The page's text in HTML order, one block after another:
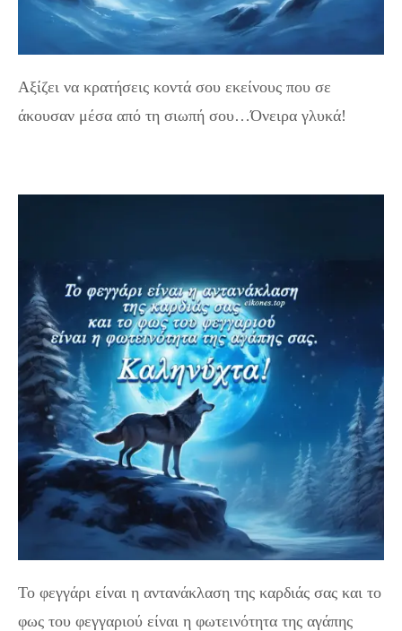
Αξίζει να κρατήσεις κοντά σου εκείνους που σε
άκουσαν μέσα από τη σιωπή σου…Όνειρα γλυκά!
Το φεγγάρι είναι η αντανάκλαση της καρδιάς σας και το
φως του φεγγαριού είναι η φωτεινότητα της αγάπης